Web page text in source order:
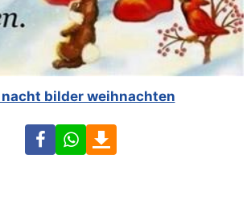
bilder weihnachten
FacebookWhatsApp